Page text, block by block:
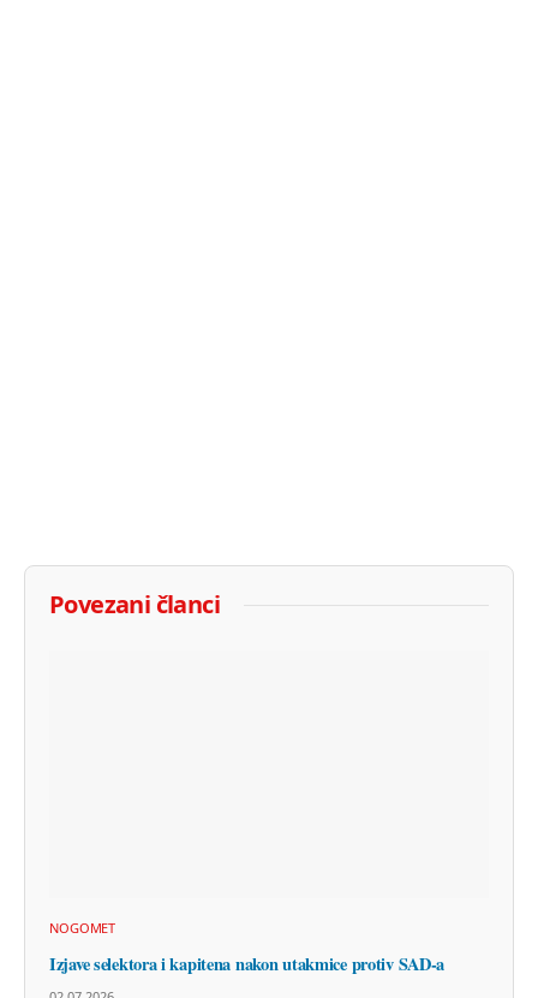
Povezani članci
NOGOMET
Izjave selektora i kapitena nakon utakmice protiv SAD-a